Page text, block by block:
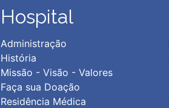
Hospital
Administração
História
Missão - Visão - Valores
Faça sua Doação
Residência Médica